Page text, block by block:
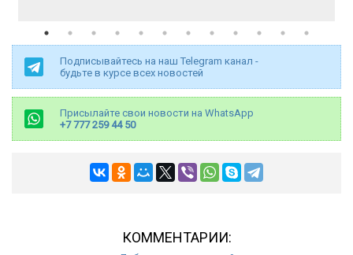
Подписывайтесь на наш Telegram канал -
будьте в курсе всех новостей
Присылайте свои новости на WhatsApp
+7 777 259 44 50
КОММЕНТАРИИ: